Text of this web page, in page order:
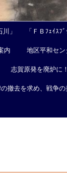
」 「ＦＢﾌｪｲｽﾌ
内 地区平和セン
志賀原発を廃炉に
撤去を求め、戦争の